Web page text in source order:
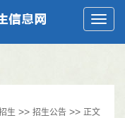
生 >> 招生公告 >> 正文